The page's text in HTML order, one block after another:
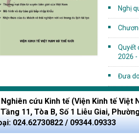
Nghị
Quyết
2026
Đưa
cứu Kinh tế (Viện Kinh tế Việt
11, Tòa B, Số 1 Liễu Giai,
024.62730822 / 09344.09333